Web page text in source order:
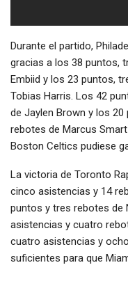
Durante el partido,
gracias a los 38 puntos,
Embiid y los 23 puntos,
Tobias Harris. Los 42
de Jaylen Brown y los
rebotes de Marcus
Boston Celtics pudiese
La victoria de Toronto
cinco asistencias y 14
puntos y tres rebotes de
asistencias y cuatro
cuatro asistencias y
suficientes para que